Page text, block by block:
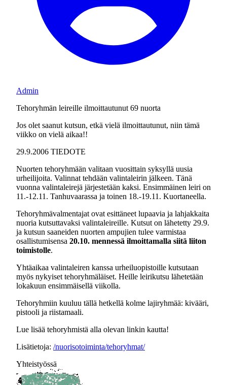
Admin
Tehoryhmän leireille ilmoittautunut 69 nuorta
Jos olet saanut kutsun, etkä vielä ilmoittautunut, niin tämä
viikko on vielä aikaa!!
29.9.2006 TIEDOTE
Nuorten tehoryhmään valitaan vuosittain syksyllä uusia
urheilijoita. Valinnat tehdään valintaleirin jälkeen. Tänä
vuonna valintaleirejä järjestetään kaksi. Ensimmäinen leiri on
11.-12.11. Tanhuvaarassa ja toinen 18.-19.11. Kuortaneella.
Tehoryhmävalmentajat ovat esittäneet lupaavia ja lahjakkaita
nuoria kutsuttavaksi valintaleireille. Kutsut on lähetetty 29.9.
ja kutsun saaneiden nuorten ampujien tulee varmistaa
osallistumisensa 20.10. mennessä ilmoittamalla siitä liiton
toimistolle.
Yhtäaikaa valintaleiren kanssa urheiluopistoille kutsutaan
myös nykyiset tehoryhmäläiset. Heille leirikutsu lähetetään
lokakuun ensimmäisellä viikolla.
Tehoryhmiin kuuluu tällä hetkellä kolme lajiryhmää: kivääri,
pistooli ja riistamaali.
Lue lisää tehoryhmistä alla olevan linkin kautta!
Lisätietoja: /nuorisotoiminta/tehoryhmat/
Yhteistyössä